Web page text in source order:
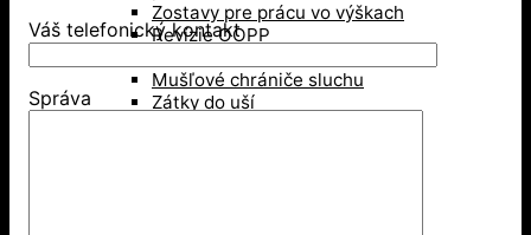
Zostavy pre prácu vo výškach
Revízie OOPP
Mušľové chrániče sluchu
Zátky do uší
Váš telefonický kontakt
Správa